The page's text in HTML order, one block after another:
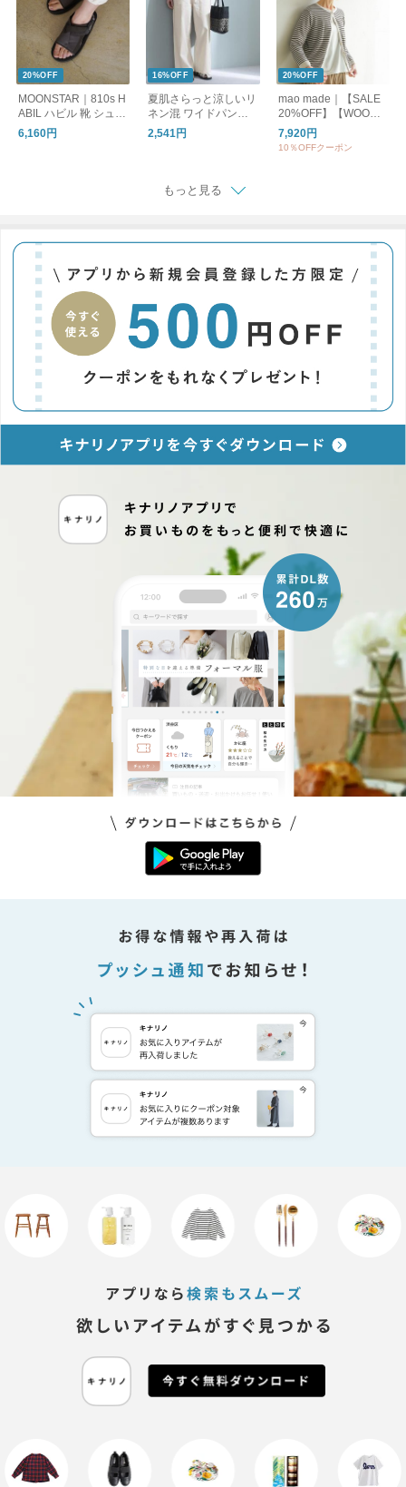
20%OFF
MOONSTAR｜810s H
ABIL ハビル 靴 シュー
ズ ユニセックス ET05
1 ムーンスター エイト
6,160円
16%OFF
夏肌さらっと涼しいリ
ネン混 ワイドパンツ /
洗える コットンリネ
ン ベイカーワイドパ
2,541円
20%OFF
mao made｜【SALE
20%OFF】【WOODY
別注カラー】クルーネ
ックカーディガン UV
7,920円
10％OFFクーポン
もっと見る